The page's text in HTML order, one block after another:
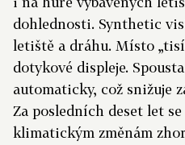
dohlednosti. Synthetic
letiště a dráhu. Místo
dotykové displeje.
automaticky, což snižuje
Za posledních deset let
klimatickým změnám